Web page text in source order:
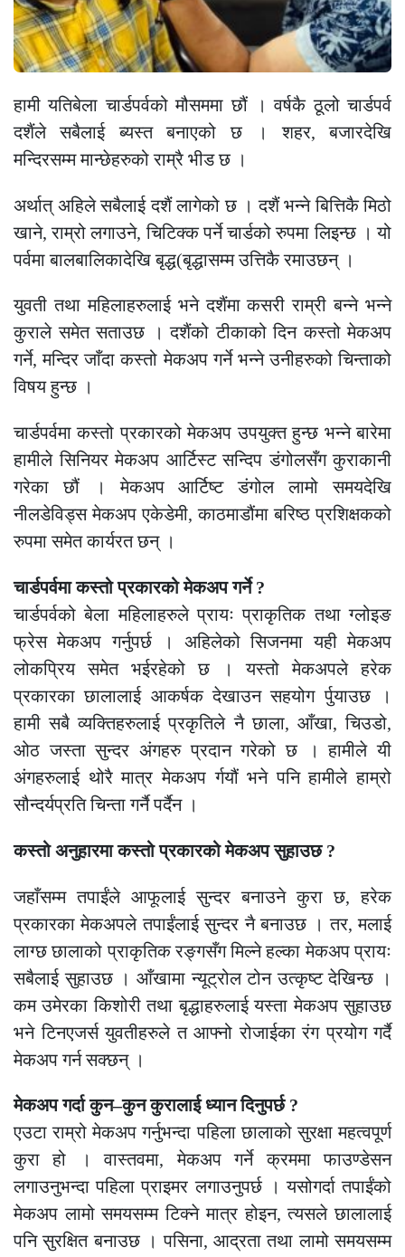
हामी यतिबेला चार्डपर्वको मौसममा छौं । वर्षकै ठूलो चार्डपर्व
दशैंले सबैलाई ब्यस्त बनाएको छ । शहर, बजारदेखि
मन्दिरसम्म मान्छेहरुको राम्रै भीड छ ।
अर्थात् अहिले सबैलाई दशैं लागेको छ । दशैं भन्ने बित्तिकै मिठो
खाने, राम्रो लगाउने, चिटिक्क पर्ने चार्डको रुपमा लिइन्छ । यो
पर्वमा बालबालिकादेखि बृद्ध(बृद्धासम्म उत्तिकै रमाउछन् ।
युवती तथा महिलाहरुलाई भने दशैंमा कसरी राम्री बन्ने भन्ने
कुराले समेत सताउछ । दशैंको टीकाको दिन कस्तो मेकअप
गर्ने, मन्दिर जाँदा कस्तो मेकअप गर्ने भन्ने उनीहरुको चिन्ताको
विषय हुन्छ ।
चार्डपर्वमा कस्तो प्रकारको मेकअप उपयुक्त हुन्छ भन्ने बारेमा
हामीले सिनियर मेकअप आर्टिस्ट सन्दिप डंगोलसँग कुराकानी
गरेका छौं । मेकअप आर्टिष्ट डंगोल लामो समयदेखि
नीलडेविड्स मेकअप एकेडेमी, काठमाडौंमा बरिष्ठ प्रशिक्षकको
रुपमा समेत कार्यरत छन् ।
चार्डपर्वमा कस्तो प्रकारको मेकअप गर्ने ?
चार्डपर्वको बेला महिलाहरुले प्रायः प्राकृतिक तथा ग्लोइङ
फ्रेस मेकअप गर्नुपर्छ । अहिलेको सिजनमा यही मेकअप
लोकप्रिय समेत भईरहेको छ । यस्तो मेकअपले हरेक
प्रकारका छालालाई आकर्षक देखाउन सहयोग र्पुयाउछ ।
हामी सबै व्यक्तिहरुलाई प्रकृतिले नै छाला, आँखा, चिउडो,
ओठ जस्ता सुन्दर अंगहरु प्रदान गरेको छ । हामीले यी
अंगहरुलाई थोरै मात्र मेकअप र्गयौं भने पनि हामीले हाम्रो
सौन्दर्यप्रति चिन्ता गर्नै पर्दैन ।
कस्तो अनुहारमा कस्तो प्रकारको मेकअप सुहाउछ ?
जहाँसम्म तपाईंले आफूलाई सुन्दर बनाउने कुरा छ, हरेक
प्रकारका मेकअपले तपाईंलाई सुन्दर नै बनाउछ । तर, मलाई
लाग्छ छालाको प्राकृतिक रङ्गसँग मिल्ने हल्का मेकअप प्रायः
सबैलाई सुहाउछ । आँखामा न्यूट्रोल टोन उत्कृष्ट देखिन्छ ।
कम उमेरका किशोरी तथा बृद्धाहरुलाई यस्ता मेकअप सुहाउछ
भने टिनएजर्स युवतीहरुले त आफ्नो रोजाईका रंग प्रयोग गर्दै
मेकअप गर्न सक्छन् ।
मेकअप गर्दा कुन–कुन कुरालाई ध्यान दिनुपर्छ ?
एउटा राम्रो मेकअप गर्नुभन्दा पहिला छालाको सुरक्षा महत्वपूर्ण
कुरा हो । वास्तवमा, मेकअप गर्ने क्रममा फाउण्डेसन
लगाउनुभन्दा पहिला प्राइमर लगाउनुपर्छ । यसोगर्दा तपाईंको
मेकअप लामो समयसम्म टिक्ने मात्र होइन, त्यसले छालालाई
पनि सुरक्षित बनाउछ । पसिना, आद्रता तथा लामो समयसम्म